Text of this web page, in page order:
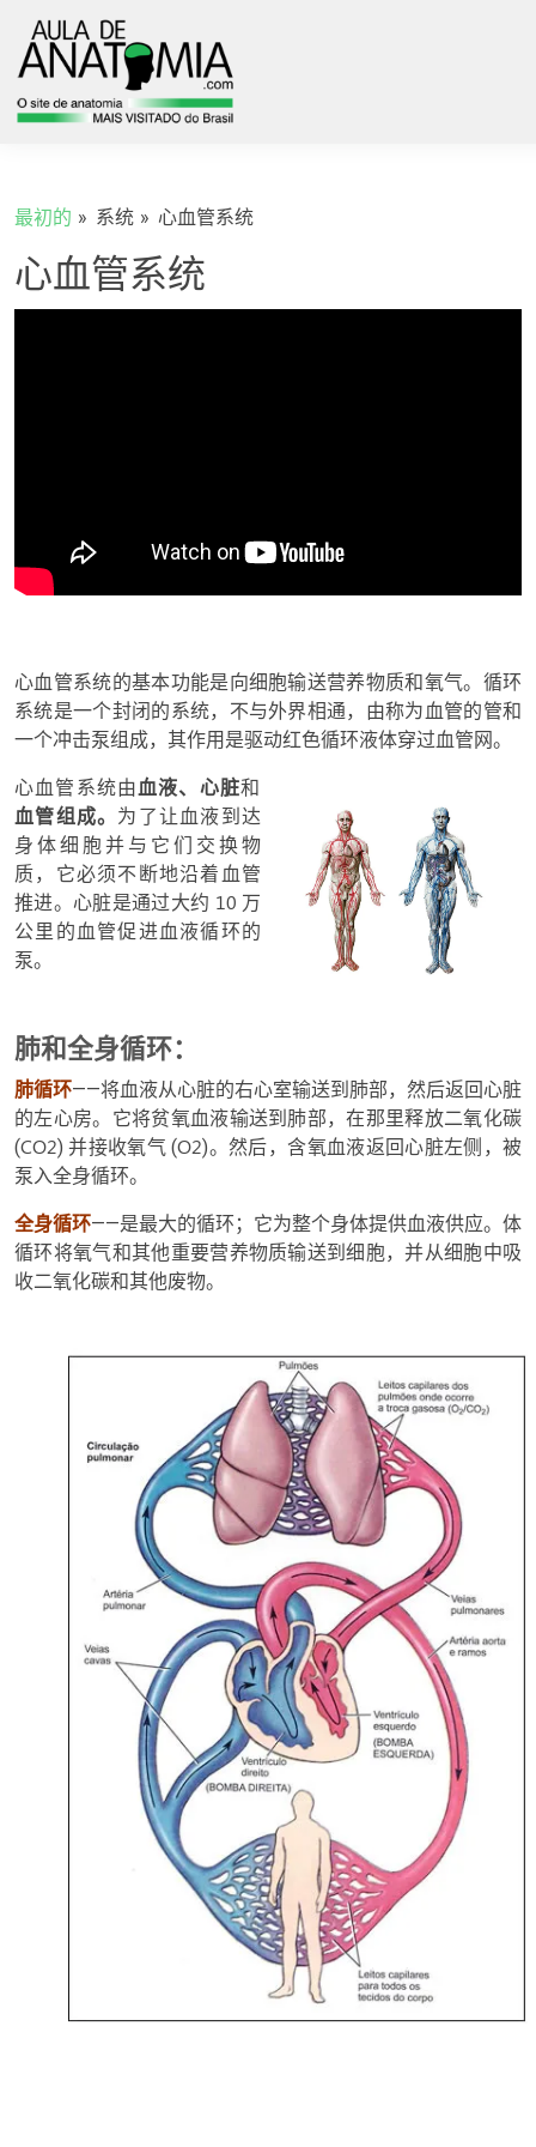
最初的 系统 心血管系统
心血管系统
心血管系统的基本功能是向细胞输送营养物质和氧气。循环
系统是一个封闭的系统，不与外界相通，由称为血管的管和
一个冲击泵组成，其作用是驱动红色循环液体穿过血管网。
心血管系统由血液、 心脏和
血管组成。 为了让血液到达
身体细胞并与它们交换物
质，它必须不断地沿着血管
推进。心脏是通过大约 10 万
公里的血管促进血液循环的
泵。
肺和全身循环：
肺循环——将血液从心脏的右心室输送到肺部，然后返回心脏
的左心房。它将贫氧血液输送到肺部，在那里释放二氧化碳
(CO2) 并接收氧气 (O2)。然后，含氧血液返回心脏左侧，被
泵入全身循环。
全身循环——是最大的循环；它为整个身体提供血液供应。体
循环将氧气和其他重要营养物质输送到细胞，并从细胞中吸
收二氧化碳和其他废物。